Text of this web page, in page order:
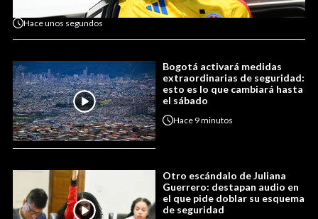
Haceunos segundos
Bogotá activará medidas
extraordinarias de seguridad:
esto es lo que cambiará hasta
el sábado
Hace 9 minutos
Otro escándalo de Juliana
Guerrero: destapan audio en
el que pide doblar su esquema
de seguridad